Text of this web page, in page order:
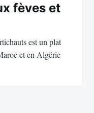
fèves et
est un plat
et en Algérie